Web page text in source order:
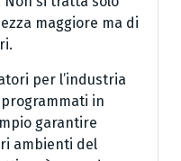
maggiore ma di
per l’industria
in
garantire
ambienti del